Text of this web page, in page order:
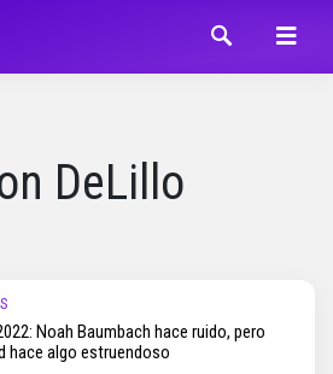
DeLillo
Noah Baumbach hace ruido, pero
hace algo estruendoso